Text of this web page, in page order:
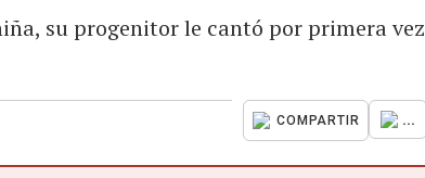
su progenitor le cantó por primera vez
COMPARTIR ...